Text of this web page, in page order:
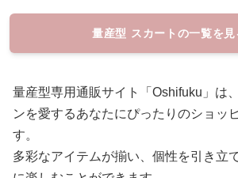
量産型 スカートの一覧を見
量産型専用通販サイト「Oshifuku」は
ンを愛するあなたにぴったりのショッ
す。
多彩なアイテムが揃い、個性を引き立